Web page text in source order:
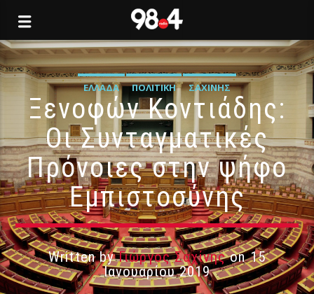
ΕΛΛΆΔΑ ΠΟΛΙΤΙΚΉ ΣΑΧΊΝΗΣ
Ξενοφών Κοντιάδης:
Οι Συνταγματικές
Πρόνοιες στην ψήφο
Εμπιστοσύνης
Written byΓιώργος Σαχίνηςon 15
Ιανουαρίου 2019